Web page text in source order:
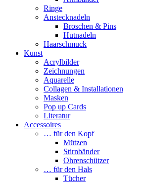
Ringe
Anstecknadeln
Broschen & Pins
Hutnadeln
Haarschmuck
Kunst
Acrylbilder
Zeichnungen
Aquarelle
Collagen & Installationen
Masken
Pop up Cards
Literatur
Accessoires
… für den Kopf
Mützen
Stirnbänder
Ohrenschützer
… für den Hals
Tücher